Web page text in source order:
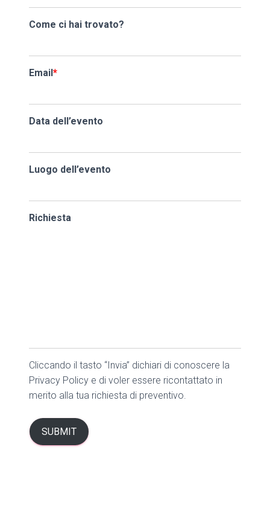
Come ci hai trovato?
Email*
Data dell’evento
Luogo dell’evento
Richiesta
Cliccando il tasto “Invia” dichiari di conoscere la
Privacy Policy e di voler essere ricontattato in
merito alla tua richiesta di preventivo.
SUBMIT